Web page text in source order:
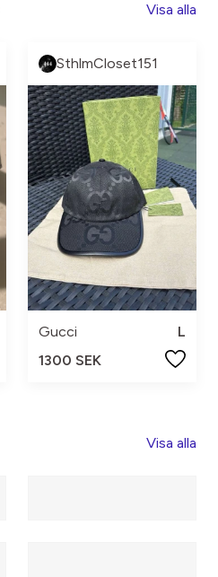
Visa alla
SthlmCloset151
Gucci
L
1300 SEK
Visa alla